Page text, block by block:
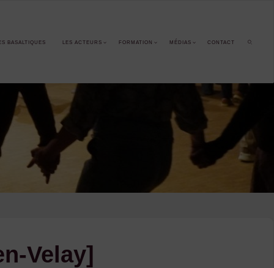
BASALTIQUES LES ACTEURS FORMATION MÉDIAS CONTACT
Velay]